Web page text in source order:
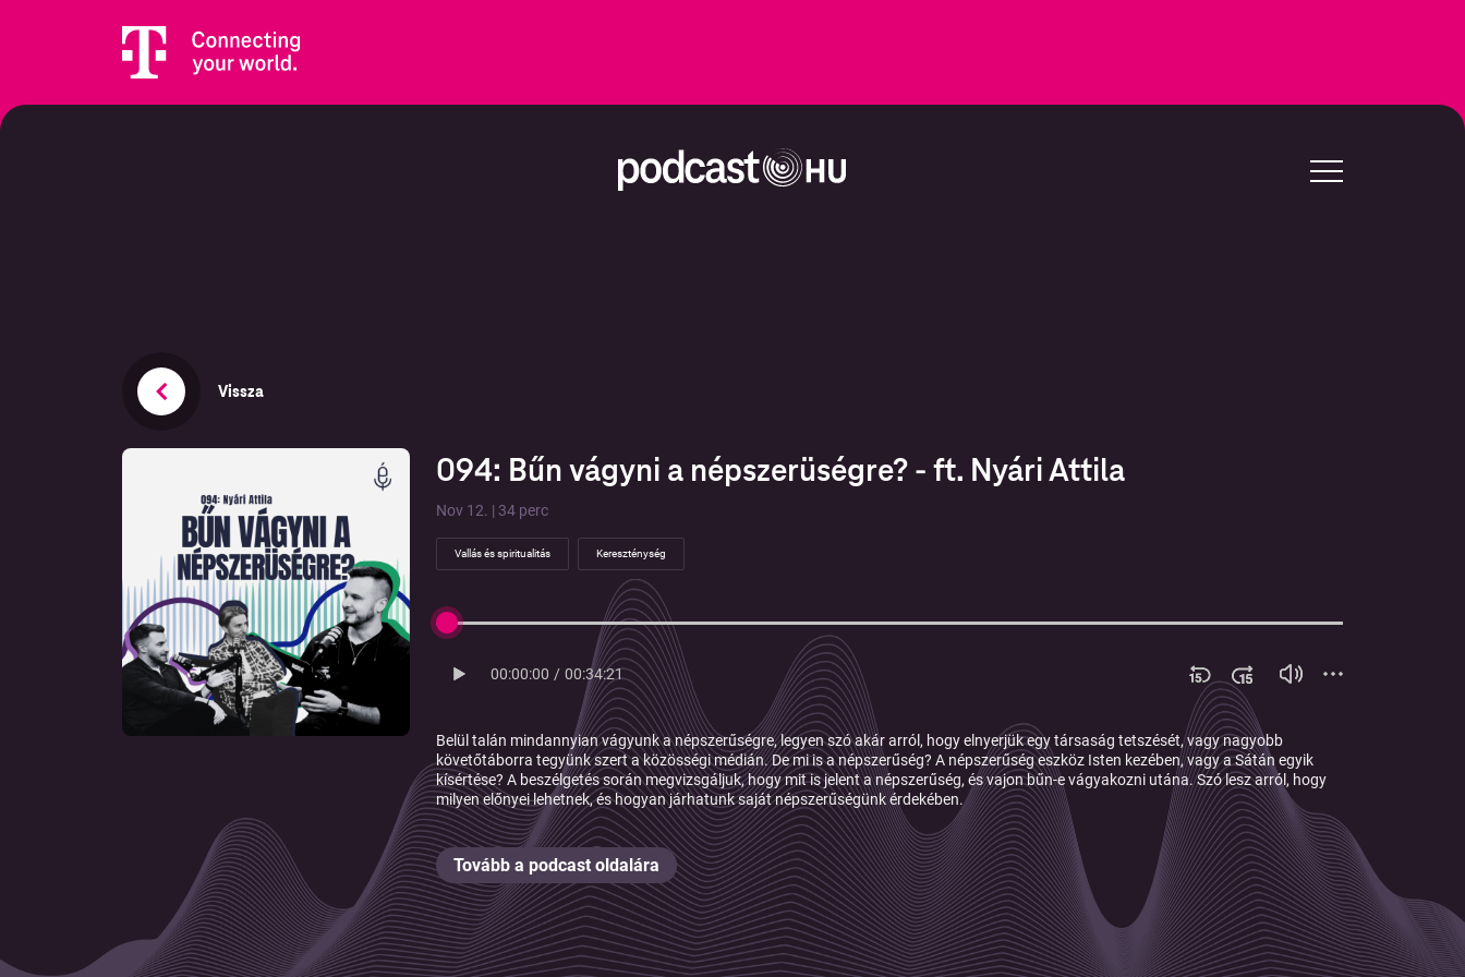
Vissza
094: Bűn vágyni a népszerüségre? - ft. Nyári Attila
Nov 12. | 34 perc
Vallás és spiritualitás Kereszténység
00:00:00 / 00:34:21
Belül talán mindannyian vágyunk a népszerűségre, legyen szó akár arról, hogy elnyerjük egy társaság tetszését, vagy nagyobb
követőtáborra tegyünk szert a közösségi médián. De mi is a népszerűség? A népszerűség eszköz Isten kezében, vagy a Sátán egyik
kísértése? A beszélgetés során megvizsgáljuk, hogy mit is jelent a népszerűség, és vajon bűn-e vágyakozni utána. Szó lesz arról, hogy
milyen előnyei lehetnek, és hogyan járhatunk saját népszerűségünk érdekében.
Tovább a podcast oldalára